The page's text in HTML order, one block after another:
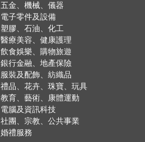
五金、機械、儀器
電子零件及設備
塑膠、石油、化工
醫療美容、健康護理
飲食娛樂、購物旅遊
銀行金融、地產保險
服裝及配飾、紡織品
禮品、花卉、珠寶、玩具
教育、藝術、康體運動
電腦及資訊科技
社團、宗教、公共事業
婚禮服務